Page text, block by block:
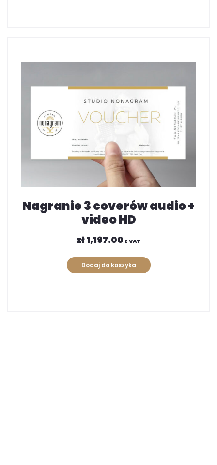
Nagranie 3 coverów audio +
video HD
zł1,197.00 z VAT
Dodaj do koszyka